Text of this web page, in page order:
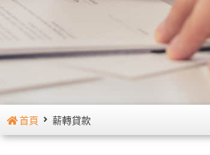
首頁 薪轉貸款